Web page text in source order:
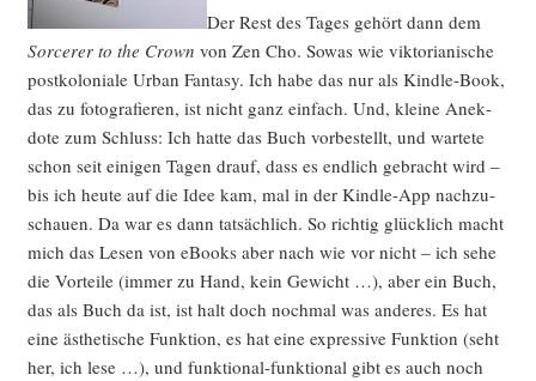
Der Rest des Tages gehört dann dem
Sorce­rer to the Crown von Zen Cho. Sowas wie vik­to­ria­ni­sche
post­ko­lo­nia­le Urban Fan­ta­sy. Ich habe das nur als Kind­le-Book,
das zu foto­gra­fie­ren, ist nicht ganz ein­fach. Und, klei­ne Anek­
do­te zum Schluss: Ich hat­te das Buch vor­be­stellt, und war­te­te
schon seit eini­gen Tagen drauf, dass es end­lich gebracht wird –
bis ich heu­te auf die Idee kam, mal in der Kind­le-App nach­zu­
schau­en. Da war es dann tat­säch­lich. So rich­tig glück­lich macht
mich das Lesen von eBooks aber nach wie vor nicht – ich sehe
die Vor­tei­le (immer zu Hand, kein Gewicht …), aber ein Buch,
das als Buch da ist, ist halt doch noch­mal was ande­res. Es hat
eine ästhe­ti­sche Funk­ti­on, es hat eine expres­si­ve Funk­ti­on (seht
her, ich lese …), und funk­tio­nal-funk­tio­nal gibt es auch noch